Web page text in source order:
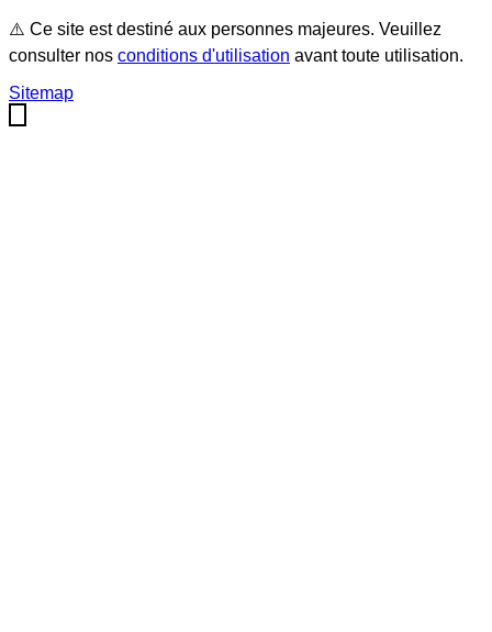
⚠️ Ce site est destiné aux personnes majeures. Veuillez
consulter nos conditions d'utilisation avant toute utilisation.
Sitemap